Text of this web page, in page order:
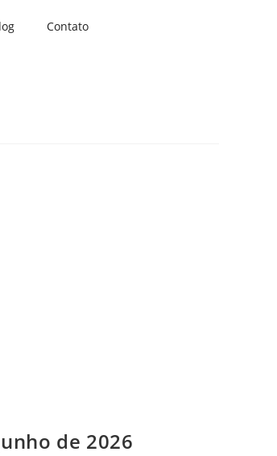
Contato
de 2026